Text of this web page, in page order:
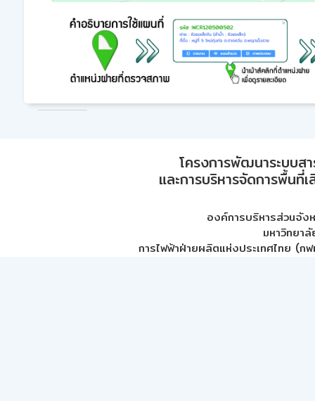
โครงการพัฒนาระบบส
และการบริหารจัดการพื้นที่
องค์การบริหารส่วนจัง
มหาวิทยา
การไฟฟ้าฝ่ายผลิตแห่งประเทศไทย (กฟ